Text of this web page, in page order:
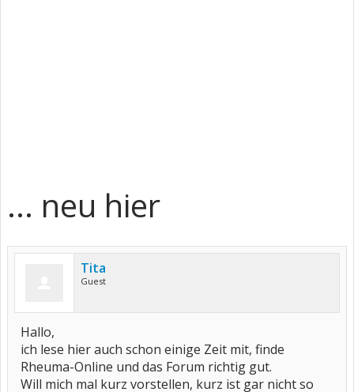
... neu hier
Tita
Guest
Hallo,
ich lese hier auch schon einige Zeit mit, finde
Rheuma-Online und das Forum richtig gut.
Will mich mal kurz vorstellen, kurz ist gar nicht so